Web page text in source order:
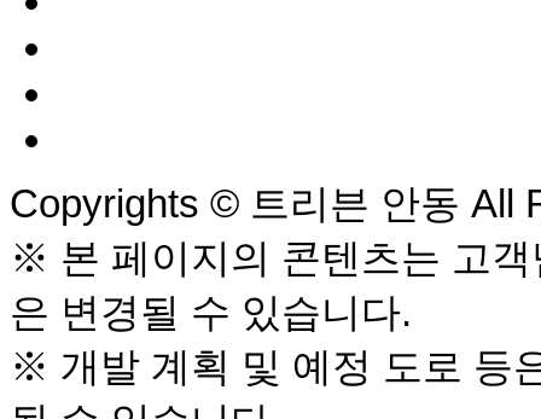
Copyrights © 트리븐 안동 All
※ 본 페이지의 콘텐츠는 고
은 변경될 수 있습니다.
※ 개발 계획 및 예정 도로 등